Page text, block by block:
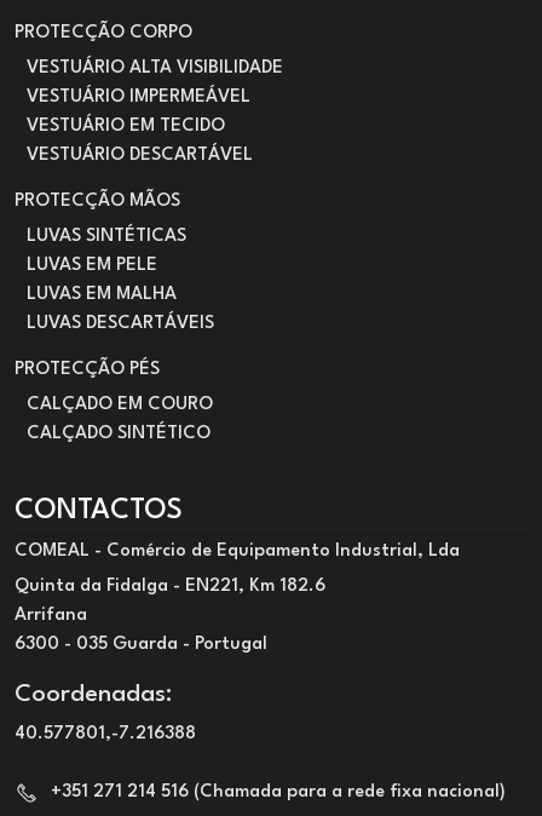
PROTECÇÃO CORPO
VESTUÁRIO ALTA VISIBILIDADE
VESTUÁRIO IMPERMEÁVEL
VESTUÁRIO EM TECIDO
VESTUÁRIO DESCARTÁVEL
PROTECÇÃO MÃOS
LUVAS SINTÉTICAS
LUVAS EM PELE
LUVAS EM MALHA
LUVAS DESCARTÁVEIS
PROTECÇÃO PÉS
CALÇADO EM COURO
CALÇADO SINTÉTICO
CONTACTOS
COMEAL - Comércio de Equipamento Industrial, Lda
Quinta da Fidalga - EN221, Km 182.6
Arrifana
6300 - 035 Guarda - Portugal
Coordenadas:
40.577801,-7.216388
+351 271 214 516 (Chamada para a rede fixa nacional)